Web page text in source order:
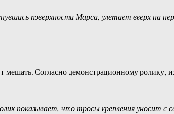
поверхности Марса, улетает вверх на
мешать. Согласно демонстрационному ролику,
показывает, что тросы крепления уносит с